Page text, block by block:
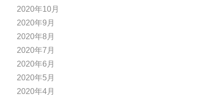
2020年10月
2020年9月
2020年8月
2020年7月
2020年6月
2020年5月
2020年4月